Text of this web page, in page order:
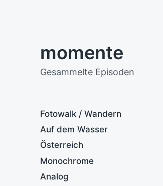
momente
Gesammelte Episoden
Fotowalk / Wandern
Auf dem Wasser
Österreich
Monochrome
Analog